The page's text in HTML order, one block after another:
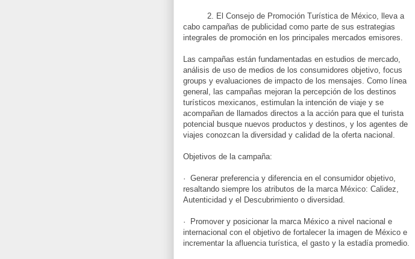
2. El Consejo de Promoción Turística de México, lleva a
cabo campañas de publicidad como parte de sus estrategias
integrales de promoción en los principales mercados emisores.
Las campañas están fundamentadas en estudios de mercado,
análisis de uso de medios de los consumidores objetivo, focus
groups y evaluaciones de impacto de los mensajes. Como línea
general, las campañas mejoran la percepción de los destinos
turísticos mexicanos, estimulan la intención de viaje y se
acompañan de llamados directos a la acción para que el turista
potencial busque nuevos productos y destinos, y los agentes de
viajes conozcan la diversidad y calidad de la oferta nacional.
Objetivos de la campaña:
· Generar preferencia y diferencia en el consumidor objetivo,
resaltando siempre los atributos de la marca México: Calidez,
Autenticidad y el Descubrimiento o diversidad.
· Promover y posicionar la marca México a nivel nacional e
internacional con el objetivo de fortalecer la imagen de México e
incrementar la afluencia turística, el gasto y la estadía promedio.